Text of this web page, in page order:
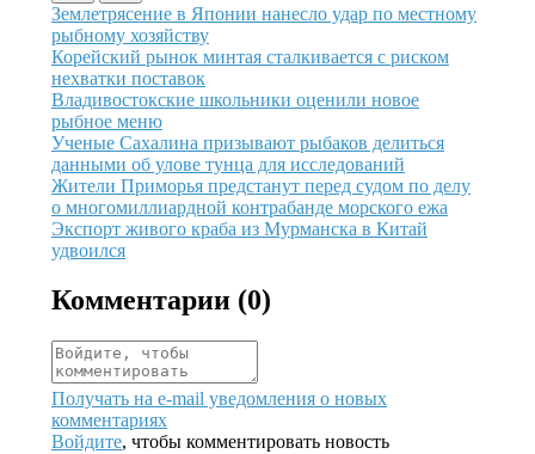
Иллюстрация новости
Землетрясение в Японии нанесло удар по местному
рыбному хозяйству
Иллюстрация новости
Корейский рынок минтая сталкивается с риском
нехватки поставок
Иллюстрация новости
Владивостокские школьники оценили новое
рыбное меню
Иллюстрация новости
Ученые Сахалина призывают рыбаков делиться
данными об улове тунца для исследований
Иллюстрация новости
Жители Приморья предстанут перед судом по делу
о многомиллиардной контрабанде морского ежа
Иллюстрация новости
Экспорт живого краба из Мурманска в Китай
удвоился
Комментарии (0)
Получать на e‑mail уведомления о новых
комментариях
Войдите, чтобы комментировать новость